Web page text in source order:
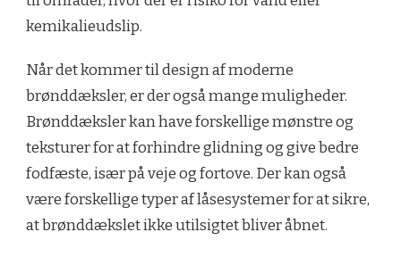
kemikalieudslip.
Når det kommer til design af moderne
brønddæksler, er der også mange muligheder.
Brønddæksler kan have forskellige mønstre og
teksturer for at forhindre glidning og give bedre
fodfæste, især på veje og fortove. Der kan også
være forskellige typer af låsesystemer for at sikre,
at brønddækslet ikke utilsigtet bliver åbnet.